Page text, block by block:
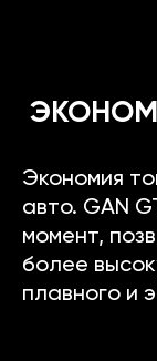
Экономия
авто. GAN
момент,
более
плавного и